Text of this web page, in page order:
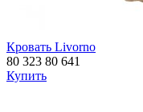
Кровать Livorno
80 323 80 641
Купить